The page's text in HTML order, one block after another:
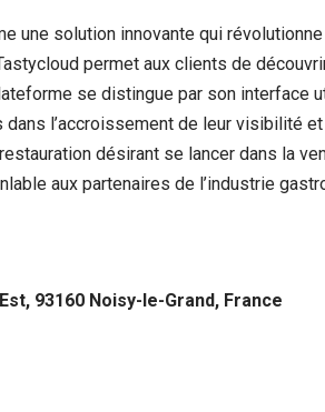
une solution innovante qui
permet aux clients de
se distingue par son interface
l’accroissement de leur visibilité
désirant se lancer dans la
aux partenaires de l’industrie
93160 Noisy-le-Grand, France